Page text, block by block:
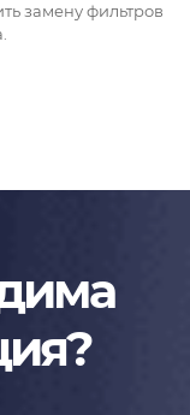
замену фильтров